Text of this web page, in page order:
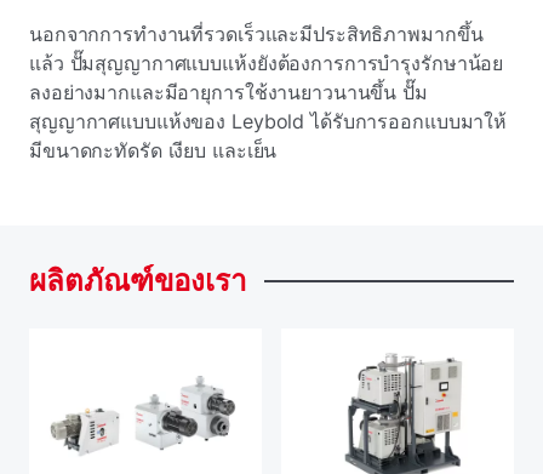
นอกจากการทํางานที่รวดเร็วและมีประสิทธิภาพมากขึ้น
แล้ว ปั๊มสุญญากาศแบบแห้งยังต้องการการบํารุงรักษาน้อย
ลงอย่างมากและมีอายุการใช้งานยาวนานขึ้น ปั๊ม
สุญญากาศแบบแห้งของ Leybold ได้รับการออกแบบมาให้
มีขนาดกะทัดรัด เงียบ และเย็น
ผลิตภัณฑ์ของเรา